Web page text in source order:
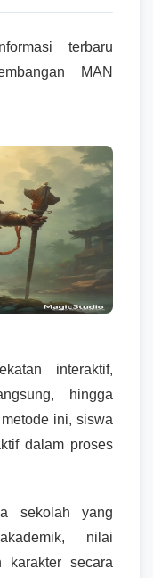
terbaru
MAN
interaktif,
hingga
ini, siswa
dalam proses
sekolah yang
nilai
karakter secara